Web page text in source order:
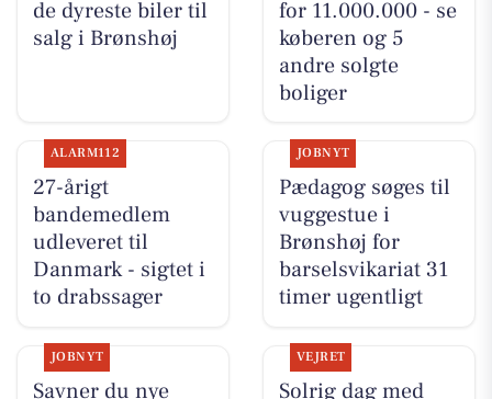
de dyreste biler til
salg i Brønshøj
for 11.000.000 - se
køberen og 5
andre solgte
boliger
ALARM112
27-årigt
bandemedlem
udleveret til
Danmark - sigtet i
to drabssager
JOBNYT
Pædagog søges til
vuggestue i
Brønshøj for
barselsvikariat 31
timer ugentligt
JOBNYT
Savner du nye
VEJRET
Solrig dag med